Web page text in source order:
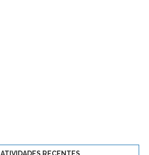
ATIVIDADES RECENTES